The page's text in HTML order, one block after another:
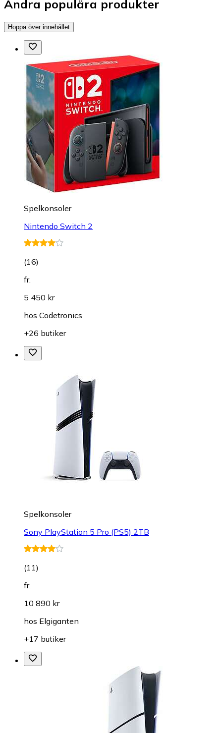
Andra populära produkter
Hoppa över innehållet
Spelkonsoler
Nintendo Switch 2
(16)
fr.
5 450 kr
hos Codetronics
+26 butiker
Spelkonsoler
Sony PlayStation 5 Pro (PS5) 2TB
(11)
fr.
10 890 kr
hos Elgiganten
+17 butiker